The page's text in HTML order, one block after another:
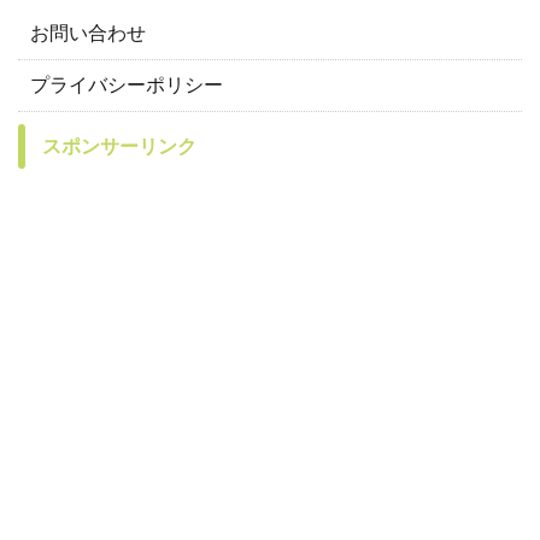
お問い合わせ
プライバシーポリシー
スポンサーリンク